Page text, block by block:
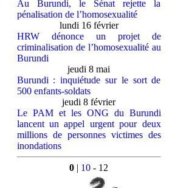
Au Burundi, le Sénat rejette la
pénalisation de l’homosexualité
lundi 16 février
HRW dénonce un projet de
criminalisation de l’homosexualité au
Burundi
jeudi 8 mai
Burundi : inquiétude sur le sort de
500 enfants-soldats
jeudi 8 février
Le PAM et les ONG du Burundi
lancent un appel urgent pour deux
millions de personnes victimes des
inondations
0 | 10 - 12